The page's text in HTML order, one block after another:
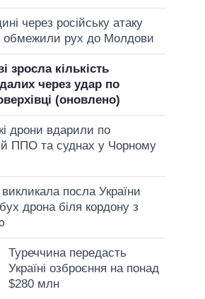
через російську атаку
обмежили рух до Молдови
зросла кількість
через удар по
(оновлено)
дрони вдарили по
ППО та суднах у Чорному
викликала посла України
дрона біля кордону з
Туреччина передасть
Україні озброєння на понад
$280 млн